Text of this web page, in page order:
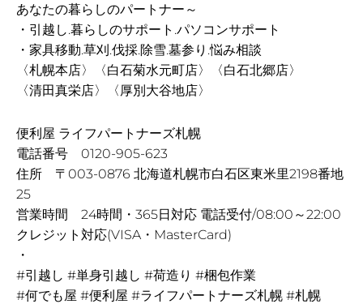
あなたの暮らしのパートナー～
・引越し.暮らしのサポート.パソコンサポート
・家具移動.草刈.伐採.除雪.墓参り.悩み相談
〈札幌本店〉〈白石菊水元町店〉〈白石北郷店〉
〈清田真栄店〉〈厚別大谷地店〉
便利屋 ライフパートナーズ札幌
電話番号 0120-905-623
住所 〒003-0876 北海道札幌市白石区東米里2198番地
25
営業時間 24時間・365日対応 電話受付/08:00～22:00
クレジット対応(VISA・MasterCard)
・
#引越し #単身引越し #荷造り #梱包作業
#何でも屋 #便利屋 #ライフパートナーズ札幌 #札幌